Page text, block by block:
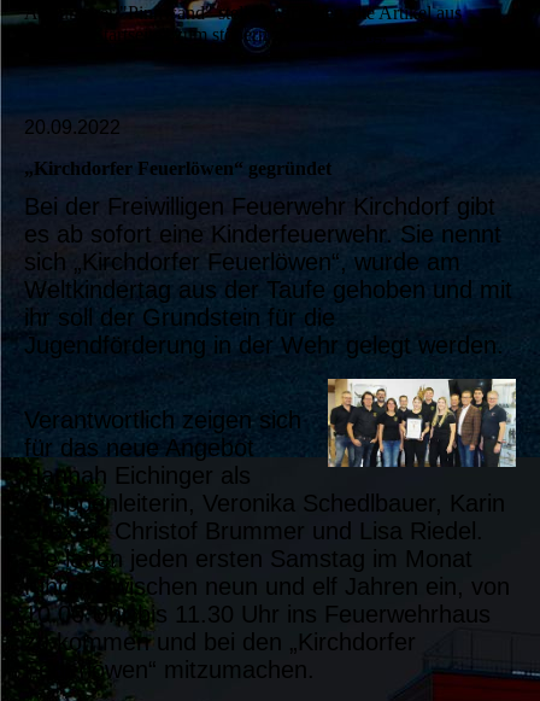
Auf unserer "Pinnwand" stellen wir ihnen alte Artikel aus
unserer "Startseite" zum stöbern zur Verfügung.
20.09.2022
„Kirchdorfer Feuerlöwen“ gegründet
Bei der Freiwilligen Feuerwehr Kirchdorf gibt
es ab sofort eine Kinderfeuerwehr. Sie nennt
sich „Kirchdorfer Feuerlöwen“, wurde am
Weltkindertag aus der Taufe gehoben und mit
ihr soll der Grundstein für die
Jugendförderung in der Wehr gelegt werden.
Verantwortlich zeigen sich
für das neue Angebot
Hannah Eichinger als
Gruppenleiterin, Veronika Schedlbauer, Karin
Drexler, Christof Brummer und Lisa Riedel.
Sie laden jeden ersten Samstag im Monat
Kinder zwischen neun und elf Jahren ein, von
10.00 Uhr bis 11.30 Uhr ins Feuerwehrhaus
zu kommen und bei den „Kirchdorfer
Feuerlöwen“ mitzumachen.